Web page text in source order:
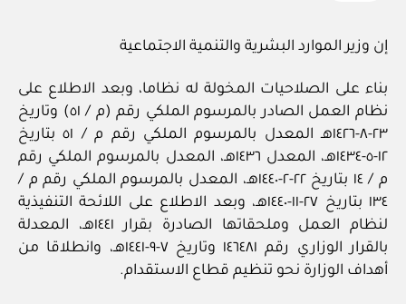
إن وزير الموارد البشرية والتنمية الاجتماعية
بناء على الصلاحيات المخولة له نظاما، وبعد الاطلاع على
نظام العمل الصادر بالمرسوم الملكي رقم (م / ٥١) وتاريخ
٢٣-٨-١٤٢٦هـ المعدل بالمرسوم الملكي رقم م / ٥١ بتاريخ
١٢-٥-١٤٣٤هـ، المعدل ١٤٣٦هـ، المعدل بالمرسوم الملكي رقم
م / ١٤ بتاريخ ٢٢-٢-١٤٤٠هـ، المعدل بالمرسوم الملكي رقم م /
١٣٤ بتاريخ ٢٧-١١-١٤٤٠هـ، وبعد الاطلاع على اللائحة التنفيذية
لنظام العمل وملحقاتها الصادرة بقرار ١٤٤١هـ، المعدلة
بالقرار الوزاري رقم ١٤٦٤٨١ وتاريخ ٧-٩-١٤٤١هـ، وانطلاقا من
أهداف الوزارة نحو تنظيم قطاع الاستقدام.